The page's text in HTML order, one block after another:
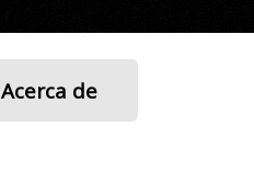
Acerca de